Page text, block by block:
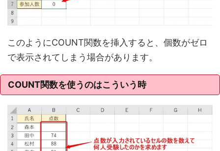
このようにCOUNT関数を挿入すると、個数がゼロ
で表示されてしまう場合があります。
COUNT関数を使うのはこういう時